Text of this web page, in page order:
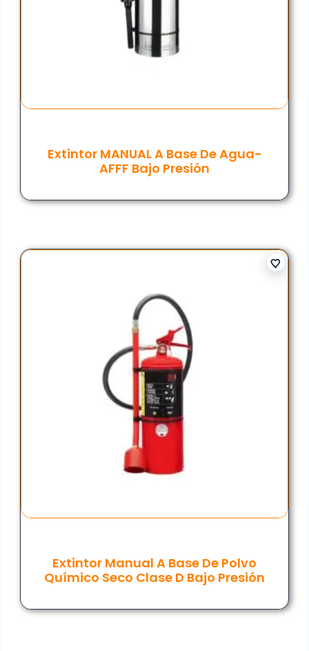
Extintor MANUAL A Base De Agua-
AFFF Bajo Presión
Extintor Manual A Base De Polvo
Químico Seco Clase D Bajo Presión